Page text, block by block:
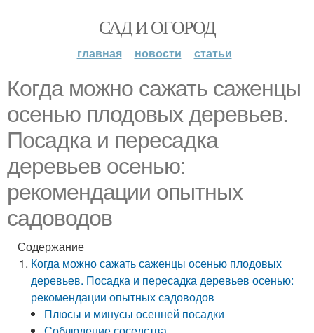
САД И ОГОРОД
главная новости статьи
Когда можно сажать саженцы
осенью плодовых деревьев.
Посадка и пересадка
деревьев осенью:
рекомендации опытных
садоводов
Содержание
Когда можно сажать саженцы осенью плодовых
деревьев. Посадка и пересадка деревьев осенью:
рекомендации опытных садоводов
Плюсы и минусы осенней посадки